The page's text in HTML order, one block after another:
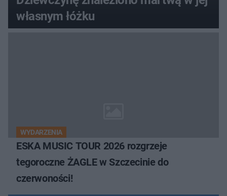
własnym łóżku
WYDARZENIA
ESKA MUSIC TOUR 2026 rozgrzeje
tegoroczne ŻAGLE w Szczecinie do
czerwoności!